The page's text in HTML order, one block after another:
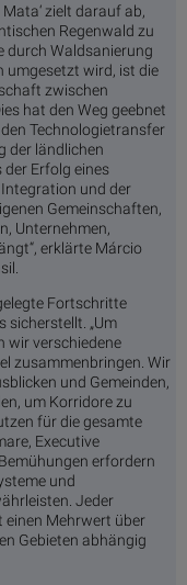
zielt darauf ab,
Regenwald zu
durch Waldsanierung
umgesetzt wird, ist die
zwischen
hat den Weg geebnet
Technologietransfer
der ländlichen
Erfolg eines
und der
Gemeinschaften,
Unternehmen,
erklärte Márcio
Fortschritte
sicherstellt. „Um
wir verschiedene
zusammenbringen. Wir
und Gemeinden,
um Korridore zu
für die gesamte
Executive
erfordern
und
Jeder
Mehrwert über
Gebieten abhängig